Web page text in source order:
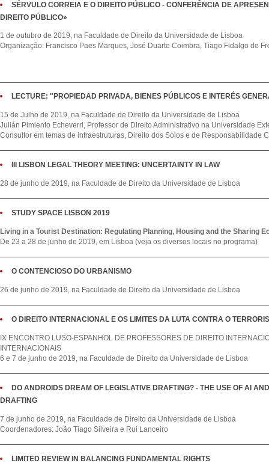
SÉRVULO CORREIA E O DIREITO PÚBLICO - CONFERÊNCIA DE
DIREITO PÚBLICO»
1 de outubro de 2019, na Faculdade de Direito da Universidade de Lisboa
Organização: Francisco Paes Marques, José Duarte Coimbra, Tiago Fidalgo de
LECTURE: "PROPIEDAD PRIVADA, BIENES PÚBLICOS E INTERÉS
15 de Julho de 2019, na Faculdade de Direito da Universidade de Lisboa
Julián Pimiento Echeverri, Professor de Direito Administrativo na Universidade
Consultor em temas de infraestruturas, Direito dos Solos e de Responsabilidade
III LISBON LEGAL THEORY MEETING: UNCERTAINTY IN LAW
28 de junho de 2019, na Faculdade de Direito da Universidade de Lisboa
STUDY SPACE LISBON 2019
Living in a Tourist Destination: Regulating Planning, Housing and the Sharing
De 23 a 28 de junho de 2019, em Lisboa (veja os diversos locais no programa)
O CONTENCIOSO DO URBANISMO
26 de junho de 2019, na Faculdade de Direito da Universidade de Lisboa
O DIREITO INTERNACIONAL E OS LIMITES DA LUTA CONTRA O
IX ENCONTRO LUSO-ESPANHOL DE PROFESSORES DE DIREITO
INTERNACIONAIS
6 e 7 de junho de 2019, na Faculdade de Direito da Universidade de Lisboa
DO ANDROIDS DREAM OF LEGISLATIVE DRAFTING? - THE USE OF AI
DRAFTING
7 de junho de 2019, na Faculdade de Direito da Universidade de Lisboa
Coordenadores: João Tiago Silveira e Rui Lanceiro
LIMITED REVIEW IN BALANCING FUNDAMENTAL RIGHTS